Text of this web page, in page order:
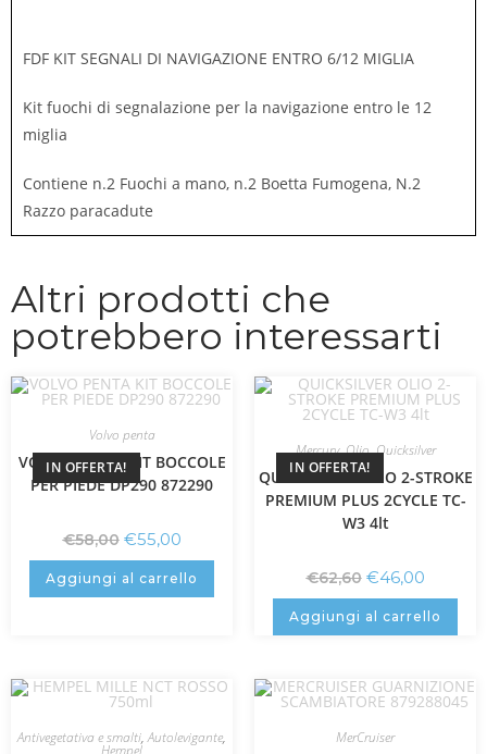
FDF KIT SEGNALI DI NAVIGAZIONE ENTRO 6/12 MIGLIA
Kit fuochi di segnalazione per la navigazione entro le 12
miglia
Contiene n.2 Fuochi a mano, n.2 Boetta Fumogena, N.2
Razzo paracadute
Altri prodotti che
potrebbero interessarti
IN OFFERTA!
Volvo penta
VOLVO PENTA KIT BOCCOLE
PER PIEDE DP290 872290
€58,00 €55,00
Aggiungi al carrello
IN OFFERTA!
Mercury,Olio,Quicksilver
QUICKSILVER OLIO 2-STROKE
PREMIUM PLUS 2CYCLE TC-
W3 4lt
€62,60 €46,00
Aggiungi al carrello
Antivegetativa e smalti,Autolevigante,
Hempel
MerCruiser